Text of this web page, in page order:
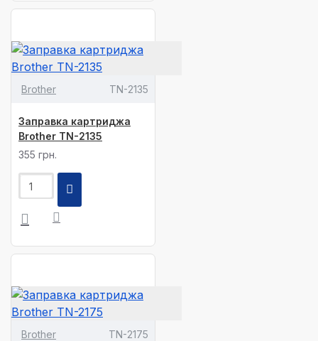
Brother TN-2135
Заправка картриджа
Brother TN-2135
355 грн.
Brother TN-2175